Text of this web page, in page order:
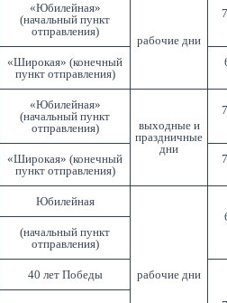
«Юбилейная»
(начальный пункт
отправления)
рабочие дни
«Широкая» (конечный
пункт отправления)
«Юбилейная»
(начальный пункт
отправления)
выходные и
праздничные
дни
«Широкая» (конечный
пункт отправления)
Юбилейная
рабочие дни
(начальный пункт
отправления)
40 лет Победы